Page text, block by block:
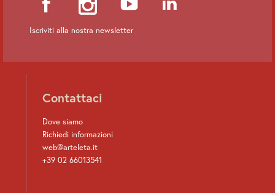
Iscriviti alla nostra newsletter
Contattaci
Dove siamo
Richiedi informazioni
web@arteleta.it
+39 02 66013541